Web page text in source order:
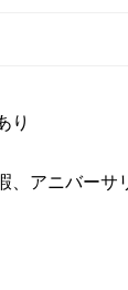
り
、アニバーサ